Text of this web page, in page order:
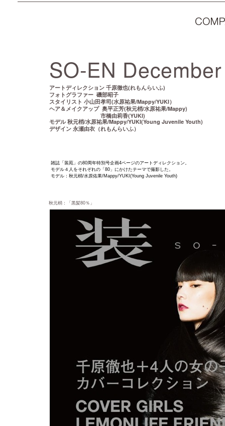
雑誌「装苑」の80周年特別号企画4ページのアートディレクション。
モデル４人をそれぞれの「80」にかけたテーマで撮影した。
モデル：秋元梢/水原佑果/Mappy/YUKI(Young Juvenile Youth)
SO-EN
アートディレクション 千原徹也(れもんらいふ)
フォトグラファー 磯部昭子
スタイリスト 小山田孝司(水原祐果/Mappy/YUKI）
ヘア＆メイクアップ奥平正芳(秋元梢/水原祐果/Mappy)
市橋由莉香(YUKI)
モデル秋元梢/水原祐果/Mappy/YUKI(Young Juvenile Youth)
デザイン 永瀬由衣（れもんらいふ）
秋元梢：「黒髪80％」